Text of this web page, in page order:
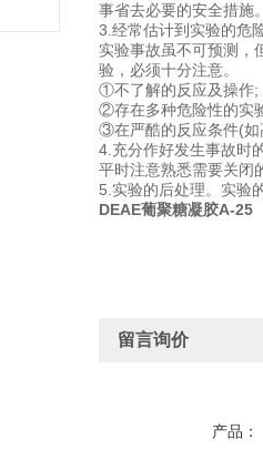
事省去必要的安全措施
3.经常估计到实验的危
实验事故虽不可预测，
验，必须十分注意。
①不了解的反应及操作;
②存在多种危险性的实
③在严酷的反应条件(如
4.充分作好发生事故时
平时注意熟悉需要关闭
5.实验的后处理。实验
DEAE葡聚糖凝胶A-25
留言询价
产品：